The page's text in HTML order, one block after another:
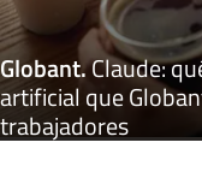
Globant.Claude:
artificial que
trabajadores